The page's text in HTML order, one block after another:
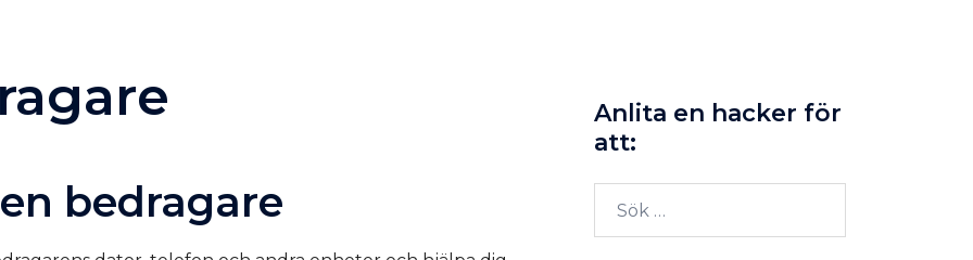
bedragare
Anlita en hacker för
att:
efter: